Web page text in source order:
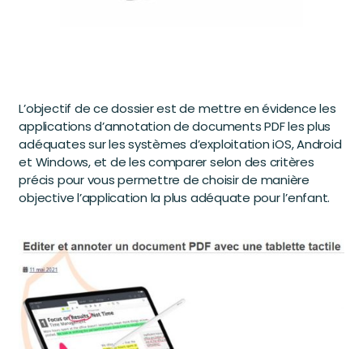
L’objectif de ce dossier est de mettre en évidence les
applications d’annotation de documents PDF les plus
adéquates sur les systèmes d’exploitation iOS, Android
et Windows, et de les comparer selon des critères
précis pour vous permettre de choisir de manière
objective l’application la plus adéquate pour l’enfant.